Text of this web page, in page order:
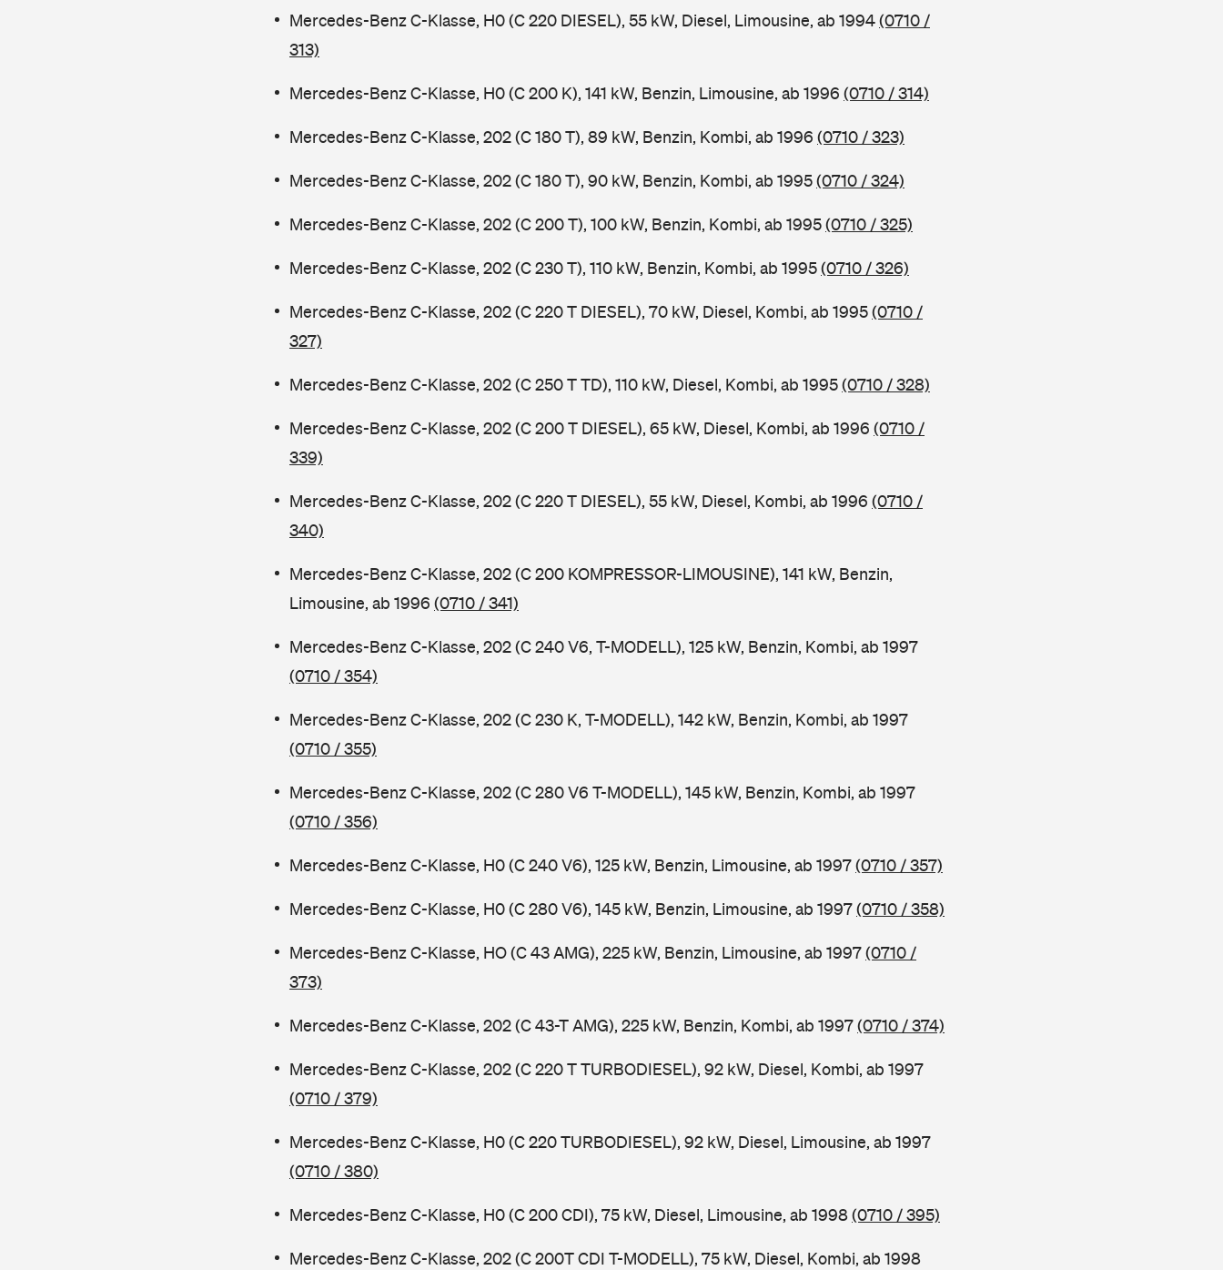
Mercedes-Benz C-Klasse, H0 (C 220 DIESEL), 55 kW, Diesel, Limousine, ab 1994(0710 /
313)
Mercedes-Benz C-Klasse, H0 (C 200 K), 141 kW, Benzin, Limousine, ab 1996 (0710 / 314)
Mercedes-Benz C-Klasse, 202 (C 180 T), 89 kW, Benzin, Kombi, ab 1996 (0710 / 323)
Mercedes-Benz C-Klasse, 202 (C 180 T), 90 kW, Benzin, Kombi, ab 1995(0710 / 324)
Mercedes-Benz C-Klasse, 202 (C 200 T), 100 kW, Benzin, Kombi, ab 1995(0710 / 325)
Mercedes-Benz C-Klasse, 202 (C 230 T), 110 kW, Benzin, Kombi, ab 1995(0710 / 326)
Mercedes-Benz C-Klasse, 202 (C 220 T DIESEL), 70 kW, Diesel, Kombi, ab 1995(0710 /
327)
Mercedes-Benz C-Klasse, 202 (C 250 T TD), 110 kW, Diesel, Kombi, ab 1995(0710 / 328)
Mercedes-Benz C-Klasse, 202 (C 200 T DIESEL), 65 kW, Diesel, Kombi, ab 1996 (0710 /
339)
Mercedes-Benz C-Klasse, 202 (C 220 T DIESEL), 55 kW, Diesel, Kombi, ab 1996 (0710 /
340)
Mercedes-Benz C-Klasse, 202 (C 200 KOMPRESSOR-LIMOUSINE), 141 kW, Benzin,
Limousine, ab 1996 (0710 / 341)
Mercedes-Benz C-Klasse, 202 (C 240 V6, T-MODELL), 125 kW, Benzin, Kombi, ab 1997
(0710 / 354)
Mercedes-Benz C-Klasse, 202 (C 230 K, T-MODELL), 142 kW, Benzin, Kombi, ab 1997
(0710 / 355)
Mercedes-Benz C-Klasse, 202 (C 280 V6 T-MODELL), 145 kW, Benzin, Kombi, ab 1997
(0710 / 356)
Mercedes-Benz C-Klasse, H0 (C 240 V6), 125 kW, Benzin, Limousine, ab 1997(0710 / 357)
Mercedes-Benz C-Klasse, H0 (C 280 V6), 145 kW, Benzin, Limousine, ab 1997(0710 / 358)
Mercedes-Benz C-Klasse, HO (C 43 AMG), 225 kW, Benzin, Limousine, ab 1997(0710 /
373)
Mercedes-Benz C-Klasse, 202 (C 43-T AMG), 225 kW, Benzin, Kombi, ab 1997(0710 / 374)
Mercedes-Benz C-Klasse, 202 (C 220 T TURBODIESEL), 92 kW, Diesel, Kombi, ab 1997
(0710 / 379)
Mercedes-Benz C-Klasse, H0 (C 220 TURBODIESEL), 92 kW, Diesel, Limousine, ab 1997
(0710 / 380)
Mercedes-Benz C-Klasse, H0 (C 200 CDI), 75 kW, Diesel, Limousine, ab 1998(0710 / 395)
Mercedes-Benz C-Klasse, 202 (C 200T CDI T-MODELL), 75 kW, Diesel, Kombi, ab 1998